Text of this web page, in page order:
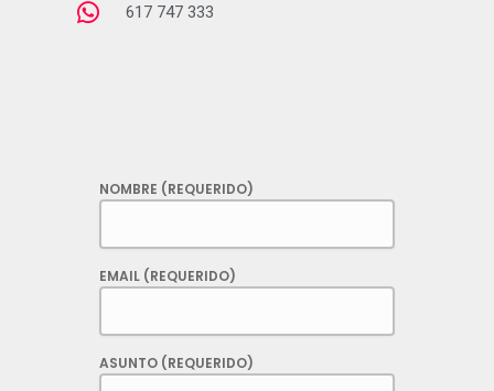
617 747 333
NOMBRE (REQUERIDO)
EMAIL (REQUERIDO)
ASUNTO (REQUERIDO)